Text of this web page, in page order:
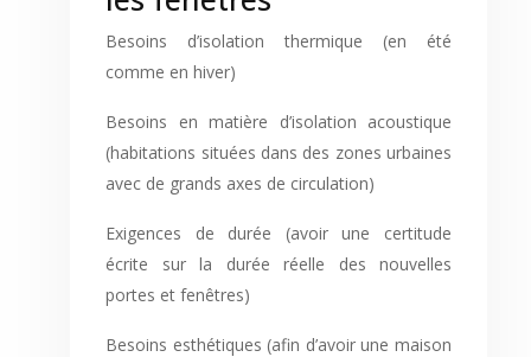
Besoins d’isolation thermique (en été
comme en hiver)
Besoins en matière d’isolation acoustique
(habitations situées dans des zones urbaines
avec de grands axes de circulation)
Exigences de durée (avoir une certitude
écrite sur la durée réelle des nouvelles
portes et fenêtres)
Besoins esthétiques (afin d’avoir une maison